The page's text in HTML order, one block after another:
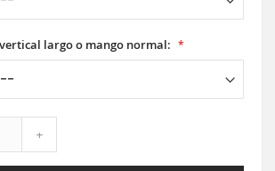
largo o mango normal:
+